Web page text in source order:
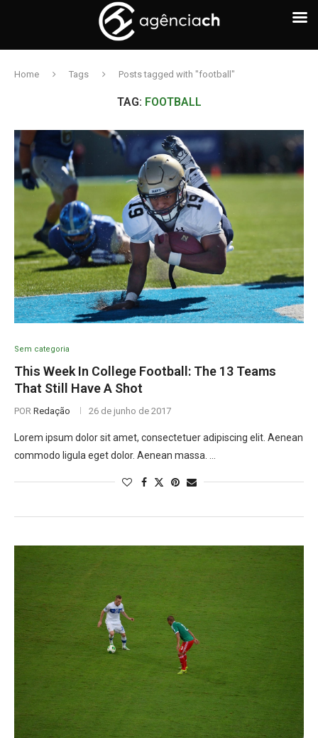
Home Tags Posts tagged with "football"
TAG: FOOTBALL
Sem categoria
This Week In College Football: The 13 Teams
That Still Have A Shot
POR Redação 26 de junho de 2017
Lorem ipsum dolor sit amet, consectetuer adipiscing elit. Aenean
commodo ligula eget dolor. Aenean massa. …